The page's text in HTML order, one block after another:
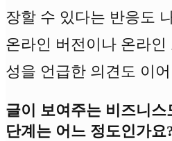
장할 수 있다는 반응도
온라인 버전이나 온라
성을 언급한 의견도 이
글이 보여주는 비즈니
단계는 어느 정도인가요